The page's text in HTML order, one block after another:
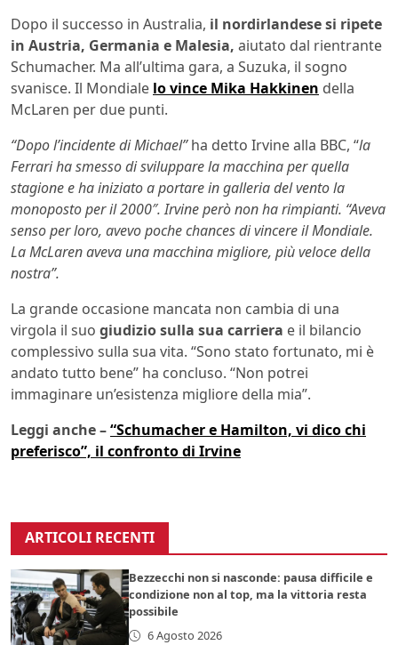
Dopo il successo in Australia, il nordirlandese si ripete
in Austria, Germania e Malesia, aiutato dal rientrante
Schumacher. Ma all’ultima gara, a Suzuka, il sogno
svanisce. Il Mondiale lo vince Mika Hakkinen della
McLaren per due punti.
“Dopo l’incidente di Michael”ha detto Irvine alla BBC, “la
Ferrari ha smesso di sviluppare la macchina per quella
stagione e ha iniziato a portare in galleria del vento la
monoposto per il 2000″. Irvine però non ha rimpianti. “Aveva
senso per loro, avevo poche chances di vincere il Mondiale.
La McLaren aveva una macchina migliore, più veloce della
nostra”.
La grande occasione mancata non cambia di una
virgola il suo giudizio sulla sua carriera e il bilancio
complessivo sulla sua vita. “Sono stato fortunato, mi è
andato tutto bene” ha concluso. “Non potrei
immaginare un’esistenza migliore della mia”.
Leggi anche –“Schumacher e Hamilton, vi dico chi
preferisco”, il confronto di Irvine
ARTICOLI RECENTI
Bezzecchi non si nasconde: pausa difficile e
condizione non al top, ma la vittoria resta
possibile
6 Agosto 2026